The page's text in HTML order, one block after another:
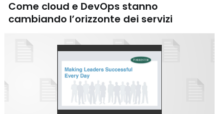
Come cloud e DevOps stanno
cambiando l’orizzonte dei servizi